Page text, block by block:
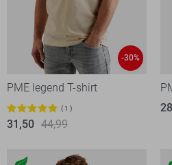
-30%
PME legend T-shirt
1
31,50 44,99